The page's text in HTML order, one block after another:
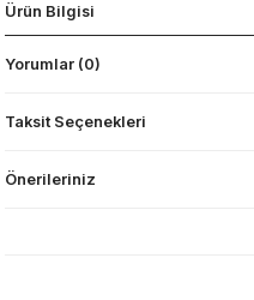
Ürün Bilgisi
Yorumlar (0)
Taksit Seçenekleri
Önerileriniz